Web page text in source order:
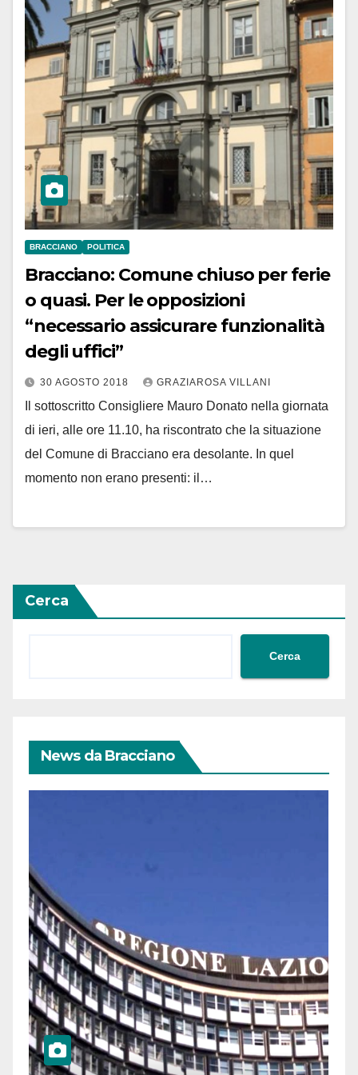
BRACCIANO POLITICA
Bracciano: Comune chiuso per ferie
o quasi. Per le opposizioni
“necessario assicurare funzionalità
degli uffici”
30 AGOSTO 2018 GRAZIAROSA VILLANI
Il sottoscritto Consigliere Mauro Donato nella giornata
di ieri, alle ore 11.10, ha riscontrato che la situazione
del Comune di Bracciano era desolante. In quel
momento non erano presenti: il…
Cerca
Cerca
News da Bracciano